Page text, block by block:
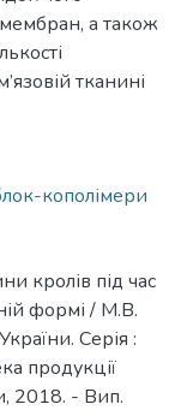
а також
тканині
кополімери
кролів під час
формі / М.В.
Серія :
продукції
2018. - Вип.